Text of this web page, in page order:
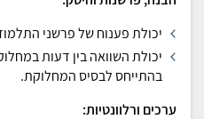
יכולת פענוח של פרשני
יכולת השוואה בין דעות
בהתייחס לבסיס המחלוקת.
ערכים ורלוונטיות: